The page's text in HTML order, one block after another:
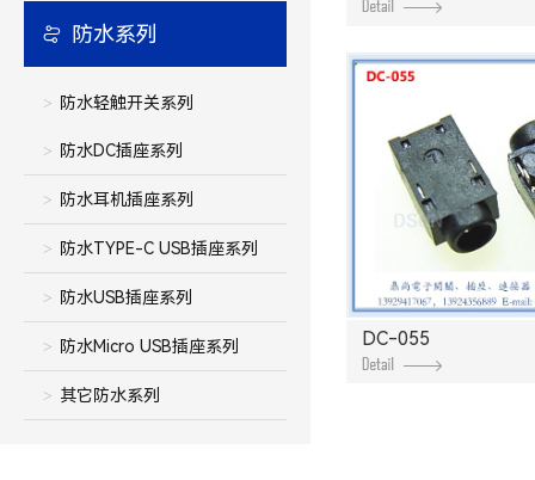
防水系列
防水轻触开关系列
防水DC插座系列
防水耳机插座系列
防水TYPE-C USB插座系列
防水USB插座系列
防水Micro USB插座系列
其它防水系列
DC-055